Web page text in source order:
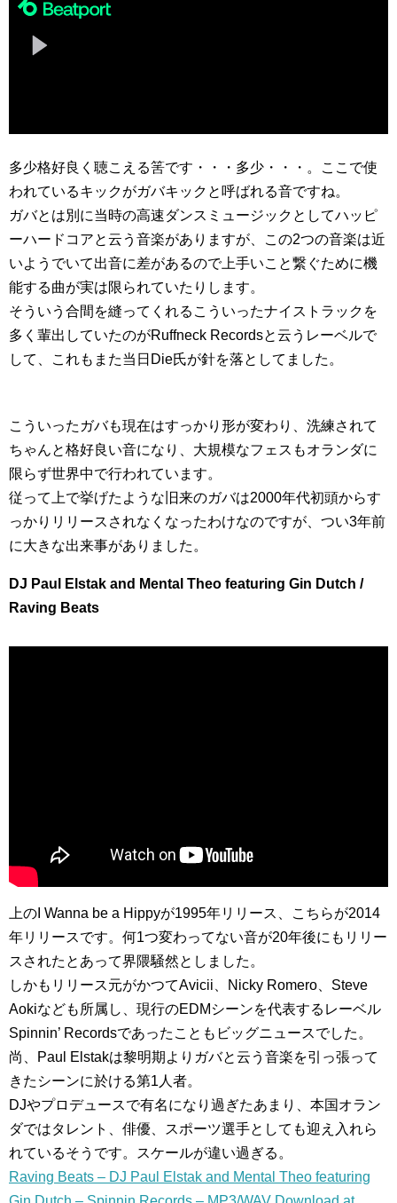
多少格好良く聴こえる筈です・・・多少・・・。ここで使
われているキックがガバキックと呼ばれる音ですね。
ガバとは別に当時の高速ダンスミュージックとしてハッピ
ーハードコアと云う音楽がありますが、この2つの音楽は近
いようでいて出音に差があるので上手いこと繋ぐために機
能する曲が実は限られていたりします。
そういう合間を縫ってくれるこういったナイストラックを
多く輩出していたのがRuffneck Recordsと云うレーベルで
して、これもまた当日Die氏が針を落としてました。
こういったガバも現在はすっかり形が変わり、洗練されて
ちゃんと格好良い音になり、大規模なフェスもオランダに
限らず世界中で行われています。
従って上で挙げたような旧来のガバは2000年代初頭からす
っかりリリースされなくなったわけなのですが、つい3年前
に大きな出来事がありました。
DJ Paul Elstak and Mental Theo featuring Gin Dutch /
Raving Beats
上のI Wanna be a Hippyが1995年リリース、こちらが2014
年リリースです。何1つ変わってない音が20年後にもリリー
スされたとあって界隈騒然としました。
しかもリリース元がかつてAvicii、Nicky Romero、Steve
Aokiなども所属し、現行のEDMシーンを代表するレーベル
Spinnin’ Recordsであったこともビッグニュースでした。
尚、Paul Elstakは黎明期よりガバと云う音楽を引っ張って
きたシーンに於ける第1人者。
DJやプロデュースで有名になり過ぎたあまり、本国オラン
ダではタレント、俳優、スポーツ選手としても迎え入れら
れているそうです。スケールが違い過ぎる。
Raving Beats – DJ Paul Elstak and Mental Theo featuring